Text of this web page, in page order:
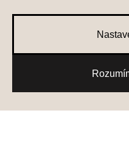
Nové skladové vozy Testovací jízda
Zásady